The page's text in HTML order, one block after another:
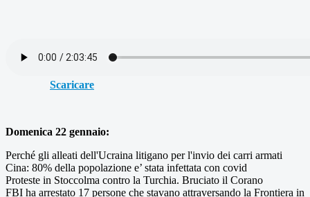
Scaricare
Domenica 22 gennaio:
Perché gli alleati dell'Ucraina litigano per l'invio dei carri armati
Cina: 80% della popolazione e’ stata infettata con covid
Proteste in Stoccolma contro la Turchia. Bruciato il Corano
FBI ha arrestato 17 persone che stavano attraversando la Frontiera in